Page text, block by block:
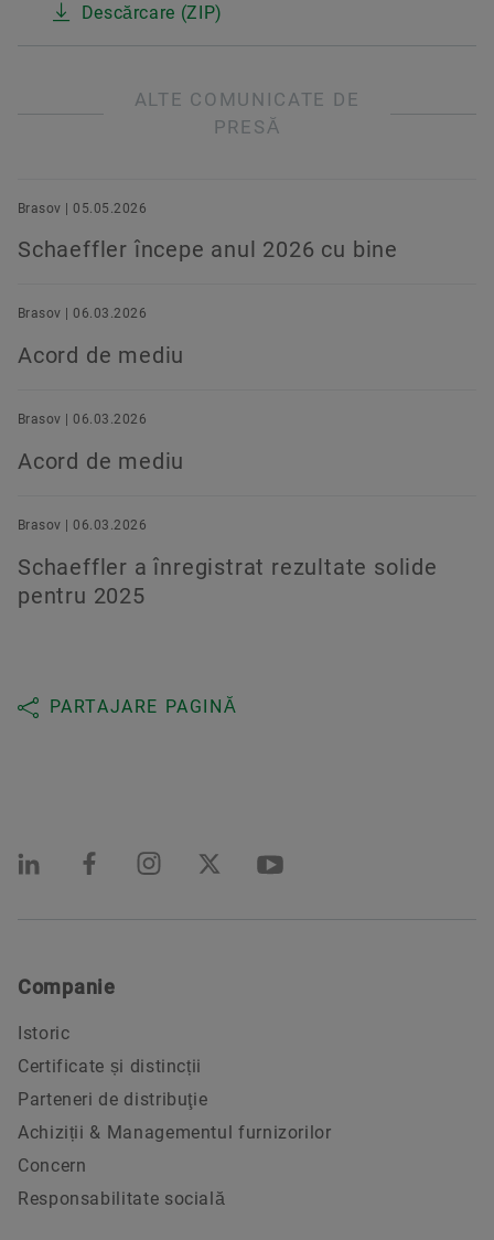
Descărcare (ZIP)
ALTE COMUNICATE DE
PRESĂ
Brasov | 05.05.2026
Schaeffler începe anul 2026 cu bine
Brasov | 06.03.2026
Acord de mediu
Brasov | 06.03.2026
Acord de mediu
Brasov | 06.03.2026
Schaeffler a înregistrat rezultate solide
pentru 2025
PARTAJARE PAGINĂ
Companie
Istoric
Certificate și distincții
Parteneri de distribuţie
Achiziții & Managementul furnizorilor
Concern
Responsabilitate socială